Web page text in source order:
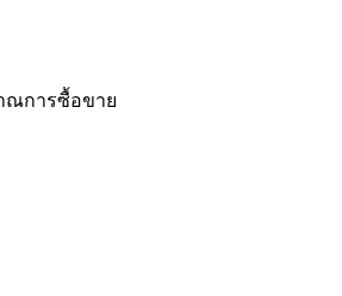
ณการซื้อขาย